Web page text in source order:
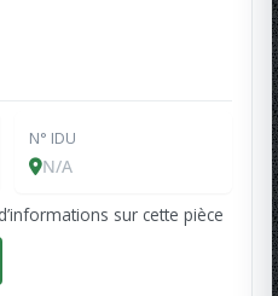
N° IDU
N/A
sur cette pièce